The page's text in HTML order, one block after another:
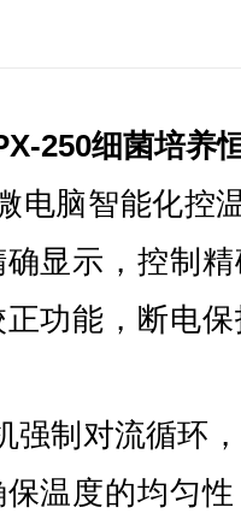
250细菌培养
电脑智能化控
显示，控制
功能，断电
强制对流循环
温度的均匀